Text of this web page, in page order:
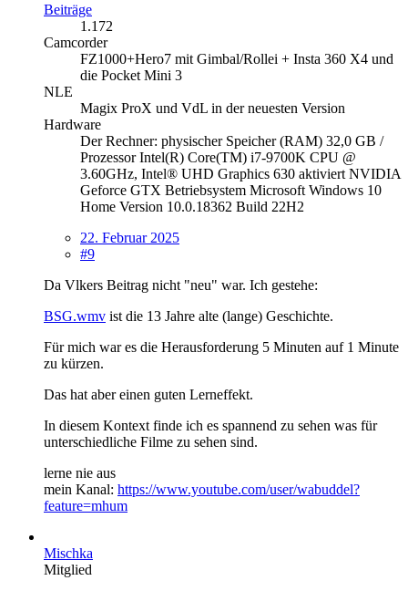
Beiträge
1.172
Camcorder
FZ1000+Hero7 mit Gimbal/Rollei + Insta 360 X4 und
die Pocket Mini 3
NLE
Magix ProX und VdL in der neuesten Version
Hardware
Der Rechner: physischer Speicher (RAM) 32,0 GB /
Prozessor Intel(R) Core(TM) i7-9700K CPU @
3.60GHz, Intel® UHD Graphics 630 aktiviert NVIDIA
Geforce GTX Betriebsystem Microsoft Windows 10
Home Version 10.0.18362 Build 22H2
22. Februar 2025
#9
Da Vlkers Beitrag nicht "neu" war. Ich gestehe:
BSG.wmv ist die 13 Jahre alte (lange) Geschichte.
Für mich war es die Herausforderung 5 Minuten auf 1 Minute
zu kürzen.
Das hat aber einen guten Lerneffekt.
In diesem Kontext finde ich es spannend zu sehen was für
unterschiedliche Filme zu sehen sind.
lerne nie aus
mein Kanal: https://www.youtube.com/user/wabuddel?
feature=mhum
Mischka
Mitglied